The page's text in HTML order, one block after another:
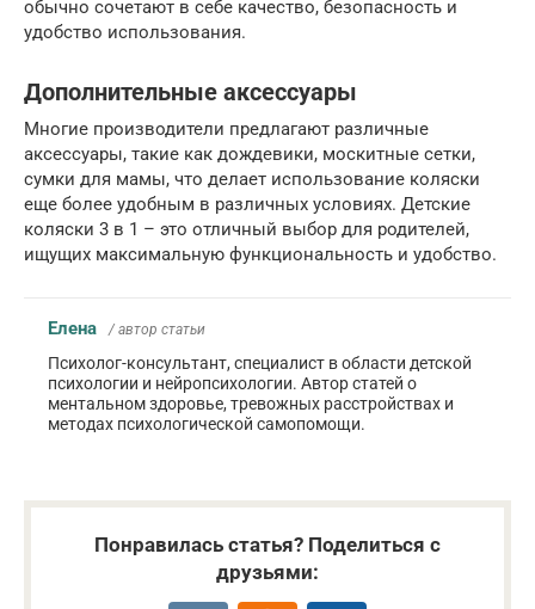
обычно сочетают в себе качество, безопасность и
удобство использования.
Дополнительные аксессуары
Многие производители предлагают различные
аксессуары, такие как дождевики, москитные сетки,
сумки для мамы, что делает использование коляски
еще более удобным в различных условиях. Детские
коляски 3 в 1 – это отличный выбор для родителей,
ищущих максимальную функциональность и удобство.
Елена / автор статьи
Психолог-консультант, специалист в области детской
психологии и нейропсихологии. Автор статей о
ментальном здоровье, тревожных расстройствах и
методах психологической самопомощи.
Понравилась статья? Поделиться с
друзьями: